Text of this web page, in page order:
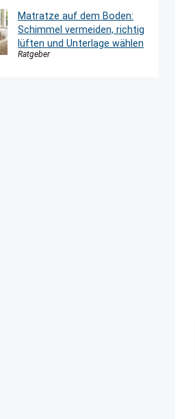
Matratze auf dem Boden:
Schimmel vermeiden, richtig
lüften und Unterlage wählen
Ratgeber